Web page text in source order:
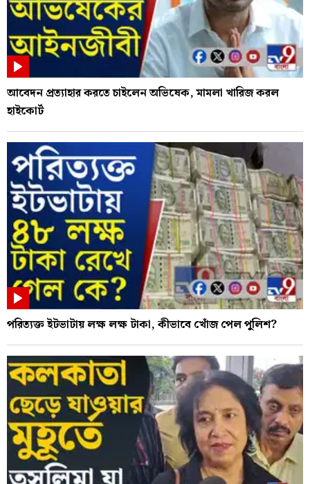
আবেদন প্রত্যাহার করতে চাইলেন অভিষেক, মামলা খারিজ করল
হাইকোর্ট
পরিত্যক্ত ইটভাটায় লক্ষ লক্ষ টাকা, কীভাবে খোঁজ পেল পুলিশ?